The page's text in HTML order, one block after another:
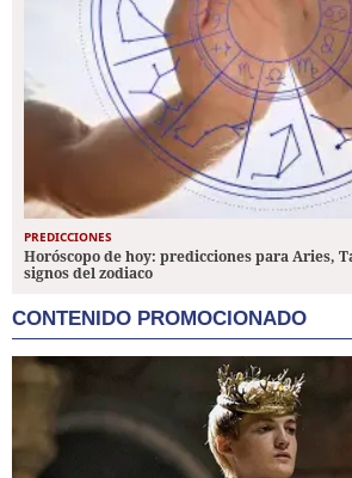
PREDICCIONES
Horóscopo de hoy: predicciones para Aries,
signos del zodiaco
CONTENIDO PROMOCIONADO